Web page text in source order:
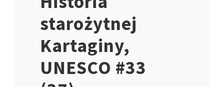
starożytnej
Kartaginy,
UNESCO #33